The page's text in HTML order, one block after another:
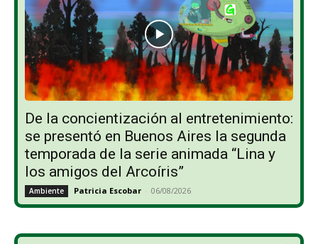
De la concientización al entretenimiento:
se presentó en Buenos Aires la segunda
temporada de la serie animada “Lina y
los amigos del Arcoíris”
Ambiente Patricia Escobar - 06/08/2026